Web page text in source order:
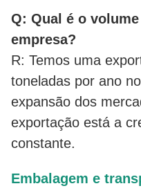
Q: Qual é o
empresa?
R: Temos uma
toneladas por ano
expansão dos
exportação está a
constante.
Embalagem e